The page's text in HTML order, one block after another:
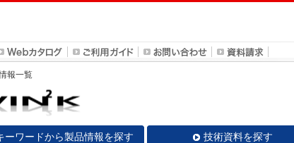
報一覧
ーワードから製品情報を探す 技術資料を探す